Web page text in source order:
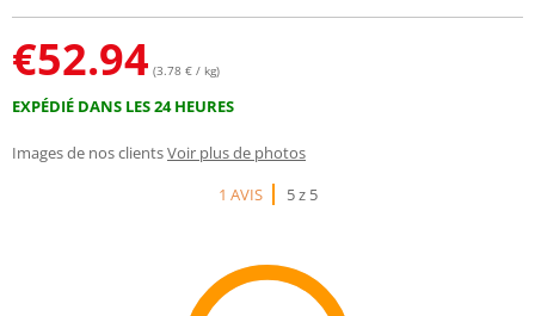
€52.94 (3.78 € / kg)
EXPÉDIÉ DANS LES 24 HEURES
Images de nos clientsVoir plus de photos
1 AVIS
5 z 5